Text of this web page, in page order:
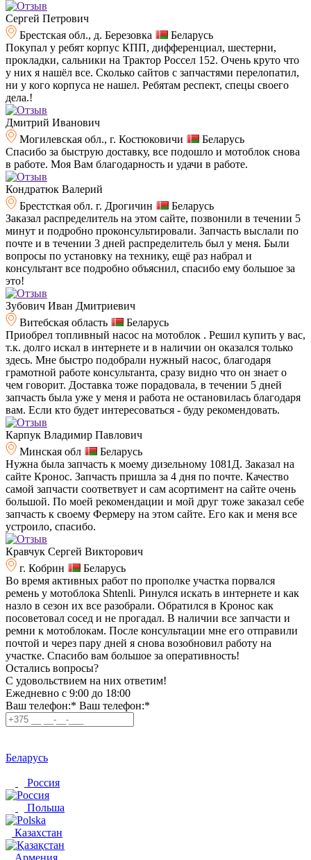
Сергей Петрович
Брестская обл., д. Березовка
Беларусь
Покупал у ребят корпус КПП, дифференциал, шестерни,
прокладки, сальники на Трактор Россел 152. Очень круто что
у них я нашёл все. Сколько сайтов с запчастями перелопатил,
ни у кого корпуса не нашел. Ребятам респект, спецы своего
дела.!
Дмитрий Иванович
Могилевская обл., г. Костюковичи
Беларусь
Спасибо за быструю доставку, все подошло и мотоблок снова
в работе. Моя Вам благодарность и удачи в работе.
Кондратюк Валерий
Брестсткая обл. г. Дрогичин
Беларусь
Заказал распределитель на этом сайте, позвонили в течении 5
минут и подробно проконсультировали. Запчасть выслали по
почте и в течении 3 дней распределитель был у меня. Были
вопросы по установку на технику, ещё раз набрал и
консультант все подробно объяснил, спасибо ему большое за
это!
Зубович Иван Дмитриевич
Витебская область
Беларусь
Приобрел топливный насос на мотоблок . Решил купить у вас,
т.к. долго искал в интернете и в наличии он оказался только
здесь. Мне быстро подобрали нужный насос, благодаря
грамотной работе консультанта, сразу видно что он знает о
чем говорит. Доставка тоже порадовала, в течении 5 дней
запчасть была уже у меня и работа не остановилась благодаря
вам. Если кто будет интересоваться - буду рекомендовать.
Карпук Владимир Павлович
Минская обл
Беларусь
Нужна была запчасть к моему дизельному 1081Д. Заказал на
сайте Кронос. Запчасть пришла за 4 дня по почте. Качество
самой запчасти соответвует и сам асортимент на сайте очень
большой. По моей рекомендации и мой друг тоже заказал себе
запчасть к своему Фермеру на этом сайте. Его как и меня все
устроило, спасибо.
Кравчук Сергей Викторович
г. Кобрин
Беларусь
Во время активных работ по прополке участка порвался
ремень у мотоблока Shtenli. Ринулся искать в интернете и как
назло в сезон их все разобрали. Обратился в Кронос как
посоветовал сосед и не прогадал. В наличии все запчасти и
ремни к мотоблокам. После консультации мне его отправили
почтой и через пару дней я снова возобновил работу на
участке. Спасибо вам большое за оперативность!
Остались вопросы?
C удовольствием на них ответим!
Ежедневно с 9:00 до 18:00
Ваш телефон:* Ваш телефон:*
Беларусь
Россия
Польша
Казахстан
Армения